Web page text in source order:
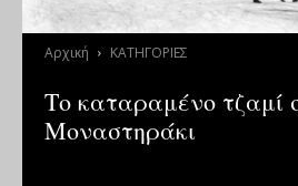
Αρχική ΚΑΤΗΓΟΡΙΕΣ
Το καταραμένο τζαμί
Μοναστηράκι